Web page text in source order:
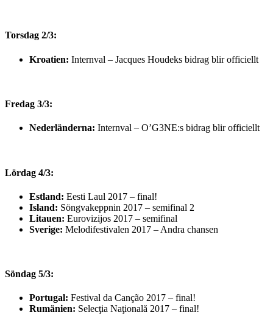
Torsdag 2/3:
Kroatien: Internval – Jacques Houdeks bidrag blir officiellt
Fredag 3/3:
Nederländerna: Internval – O’G3NE:s bidrag blir officiellt
Lördag 4/3:
Estland: Eesti Laul 2017 – final!
Island: Söngvakeppnin 2017 – semifinal 2
Litauen: Eurovizijos 2017 – semifinal
Sverige: Melodifestivalen 2017 – Andra chansen
Söndag 5/3:
Portugal: Festival da Canção 2017 – final!
Rumänien: Selecţia Naţională 2017 – final!